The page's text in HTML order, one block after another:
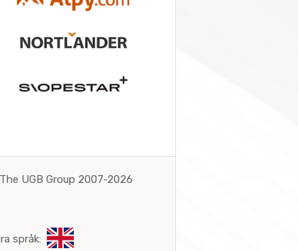
The UGB Group 2007-2026
språk: